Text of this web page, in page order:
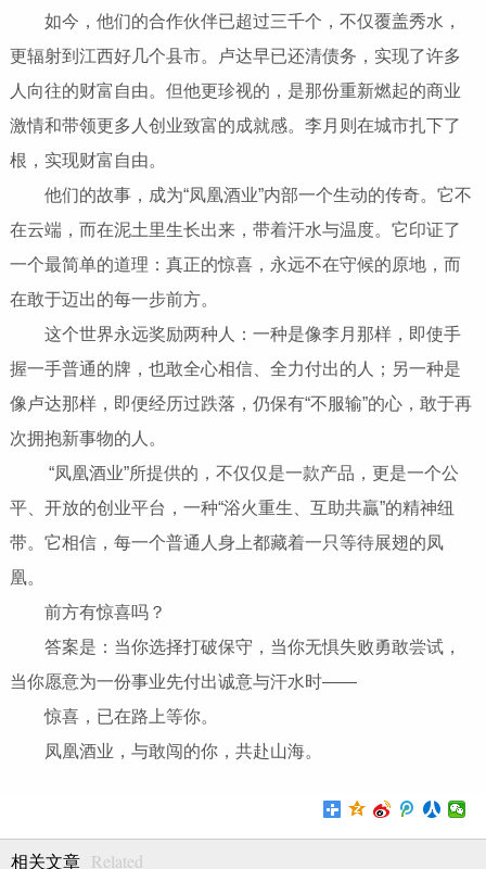
如今，他们的合作伙伴已超过三千个，不仅覆盖秀水，
更辐射到江西好几个县市。卢达早已还清债务，实现了许多
人向往的财富自由。但他更珍视的，是那份重新燃起的商业
激情和带领更多人创业致富的成就感。李月则在城市扎下了
根，实现财富自由。
他们的故事，成为“凤凰酒业”内部一个生动的传奇。它不
在云端，而在泥土里生长出来，带着汗水与温度。它印证了
一个最简单的道理：真正的惊喜，永远不在守候的原地，而
在敢于迈出的每一步前方。
这个世界永远奖励两种人：一种是像李月那样，即使手
握一手普通的牌，也敢全心相信、全力付出的人；另一种是
像卢达那样，即便经历过跌落，仍保有“不服输”的心，敢于再
次拥抱新事物的人。
“凤凰酒业”所提供的，不仅仅是一款产品，更是一个公
平、开放的创业平台，一种“浴火重生、互助共贏”的精神纽
带。它相信，每一个普通人身上都藏着一只等待展翅的凤
凰。
前方有惊喜吗？
答案是：当你选择打破保守，当你无惧失败勇敢尝试，
当你愿意为一份事业先付出诚意与汗水时——
惊喜，已在路上等你。
凤凰酒业，与敢闯的你，共赴山海。
相关文章 Related